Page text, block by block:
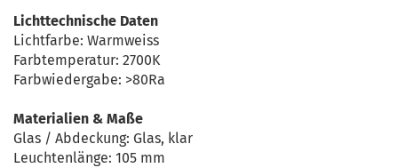
Lichttechnische Daten
Lichtfarbe: Warmweiss
Farbtemperatur: 2700K
Farbwiedergabe: >80Ra
Materialien & Maße
Glas / Abdeckung: Glas, klar
Leuchtenlänge: 105 mm